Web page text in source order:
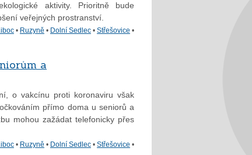
aktivity. Prioritně bude
veřejných prostranství.
• Ruzyně • Dolní Sedlec • Střešovice •
a
o vakcínu proti koronaviru však
přímo doma u seniorů a
mohou zažádat telefonicky přes
• Ruzyně • Dolní Sedlec • Střešovice •